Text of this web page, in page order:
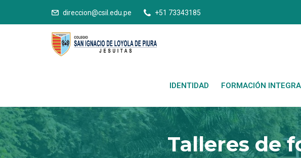
direccion@csil.edu.pe +51 73343185
IDENTIDAD FORMACIÓN
Talleres de